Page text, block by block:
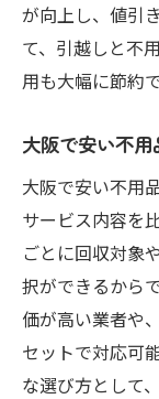
が向上し、値引
て、引越しと不
用も大幅に節約
大阪で安い不
大阪で安い不用
サービス内容を
ごとに回収対象
択ができるから
価が高い業者や
セットで対応可
な選び方として